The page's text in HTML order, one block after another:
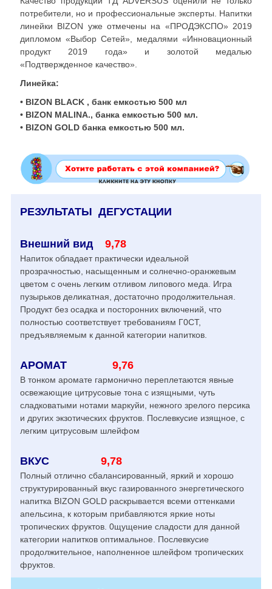
потребители, но и профессиональные эксперты. Напитки
линейки BIZON уже отмечены на «ПРОДЭКСПО» 2019
дипломом «Выбор Сетей», медалями «Инновационный
продукт 2019 года» и золотой медалью
«Подтвержденное качество».
Линейка:
• BIZON BLACK , банк емкостью 500 мл
• BIZON MALINA., банка емкостью 500 мл.
• BIZON GOLD банка емкостью 500 мл.
РЕЗУЛЬТАТЫ ДЕГУСТАЦИИ
Внешний вид 9,78
Напиток обладает практически идеальной
прозрачностью, насыщенным и солнечно-оранжевым
цветом с очень легким отливом липового меда. Игра
пузырьков деликатная, достаточно продолжительная.
Продукт без осадка и посторонних включений, что
полностью соответствует требованиям Г0СТ,
предъявляемым к данной категории напитков.
АРОМАТ 9,76
В тонком аромате гармонично переплетаются явные
освежающие цитрусовые тона с изящными, чуть
сладковатыми нотами маркуйи, нежного зрелого персика
и других экзотических фруктов. Послевкусие изящное, с
легким цитрусовым шлейфом
ВКУС 9,78
Полный отлично сбалансированный, яркий и хорошо
структурированный вкус газированного энергетического
напитка BIZON GOLD раскрывается всеми оттенками
апельсина, к которым прибавляются яркие ноты
тропических фруктов. 0щущение сладости для данной
категории напитков оптимальное. Послевкусие
продолжительное, наполненное шлейфом тропических
фруктов.